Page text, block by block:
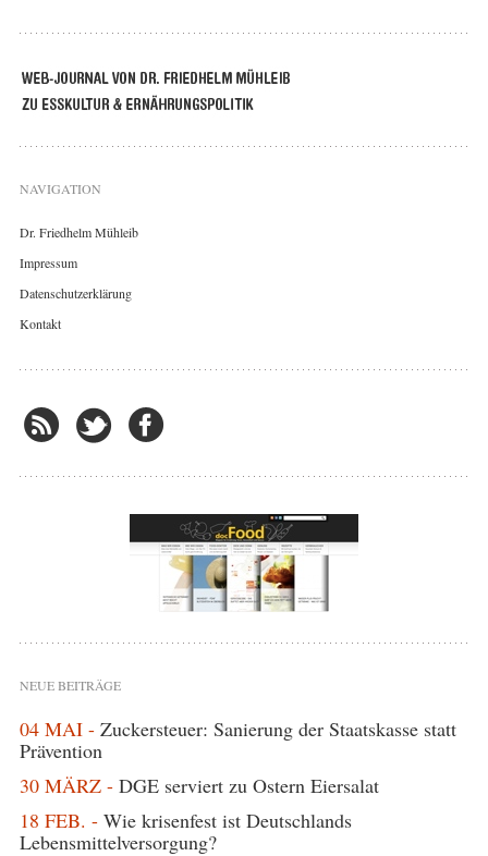
NAVIGATION
Dr. Friedhelm Mühleib
Impressum
Datenschutzerklärung
Kontakt
NEUE BEITRÄGE
04 MAI - Zuckersteuer: Sanierung der Staatskasse statt
Prävention
30 MÄRZ - DGE serviert zu Ostern Eiersalat
18 FEB. - Wie krisenfest ist Deutschlands
Lebensmittelversorgung?